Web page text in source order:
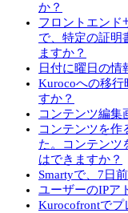
か？
フロントエンド
で、特定の証明
ますか？
日付に曜日の情
Kurocoへの移行
すか？
コンテンツ編集
コンテンツを作
た。コンテンツ
はできますか？
Smartyで、7日
ユーザーのIPア
Kurocofrontでプ